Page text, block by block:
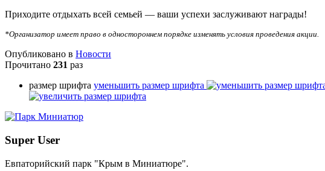
Приходите отдыхать всей семьей — ваши успехи заслуживают награды!
*Организатор имеет право в одностороннем порядке изменять условия проведения акции.
Опубликовано в Новости
Прочитано 231 раз
размер шрифта уменьшить размер шрифта
Super User
Евпаторийский парк "Крым в Миниатюре".